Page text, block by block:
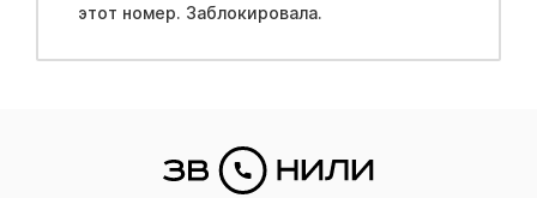
этот номер. Заблокировала.